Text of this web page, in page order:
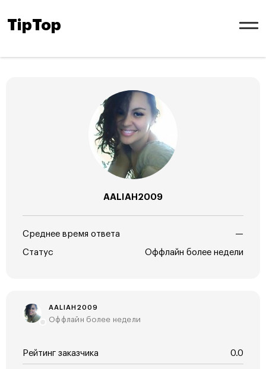
TipTop
AALIAH2009
Среднее время ответа —
Статус Оффлайн более недели
AALIAH2009
Оффлайн более недели
Рейтинг заказчика 0.0